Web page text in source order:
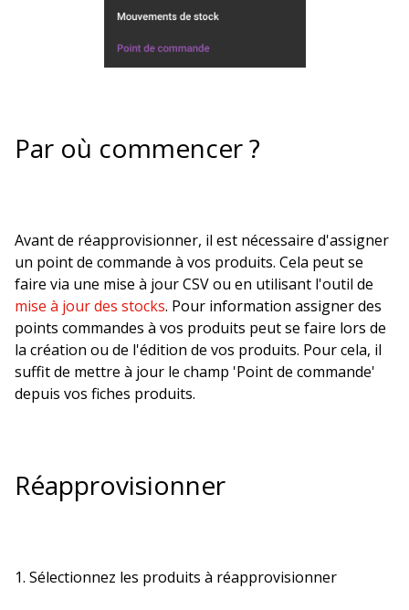
Par où commencer ?
Avant de réapprovisionner, il est nécessaire d'assigner
un point de commande à vos produits. Cela peut se
faire via une mise à jour CSV ou en utilisant l'outil de
mise à jour des stocks. Pour information assigner des
points commandes à vos produits peut se faire lors de
la création ou de l'édition de vos produits. Pour cela, il
suffit de mettre à jour le champ 'Point de commande'
depuis vos fiches produits.
Réapprovisionner
1. Sélectionnez les produits à réapprovisionner